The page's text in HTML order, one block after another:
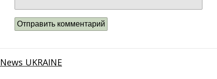
News UKRAINE